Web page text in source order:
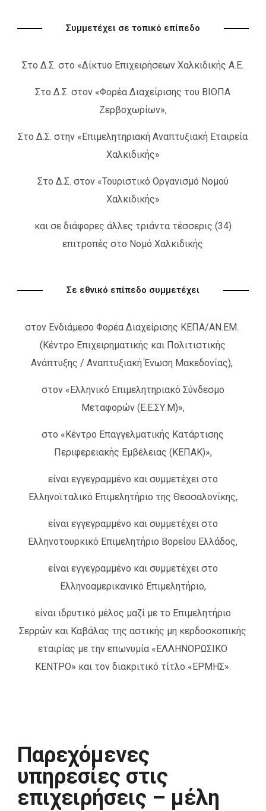
Συμμετέχει σε τοπικό επίπεδο
Στο Δ.Σ. στο «Δίκτυο Επιχειρήσεων Χαλκιδικής Α.Ε.
Στο Δ.Σ. στον «Φορέα Διαχείρισης του ΒΙΟΠΑ
Ζερβοχωρίων»,
Στο Δ.Σ. στην «Επιμελητηριακή Αναπτυξιακή Εταιρεία
Χαλκιδικής»
Στο Δ.Σ. στον «Τουριστικό Οργανισμό Νομού
Χαλκιδικής»
και σε διάφορες άλλες τριάντα τέσσερις (34)
επιτροπές στο Νομό Χαλκιδικής
Σε εθνικό επίπεδο συμμετέχει
στον Ενδιάμεσο Φορέα Διαχείρισης ΚΕΠΑ/ΑΝ.ΕΜ.
(Κέντρο Επιχειρηματικής και Πολιτιστικής
Ανάπτυξης / Αναπτυξιακή Ένωση Μακεδονίας),
στον «Ελληνικό Επιμελητηριακό Σύνδεσμο
Μεταφορών (Ε.Ε.ΣΥ.Μ)»,
στο «Κέντρο Επαγγελματικής Κατάρτισης
Περιφερειακής Εμβέλειας (ΚΕΠΑΚ)»,
είναι εγγεγραμμένο και συμμετέχει στο
Ελληνοϊταλικό Επιμελητήριο της Θεσσαλονίκης,
είναι εγγεγραμμένο και συμμετέχει στο
Ελληνοτουρκικό Επιμελητήριο Βορείου Ελλάδος,
είναι εγγεγραμμένο και συμμετέχει στο
Ελληνοαμερικανικό Επιμελητήριο,
είναι ιδρυτικό μέλος μαζί με το Επιμελητήριο
Σερρών και Καβάλας της αστικής μη κερδοσκοπικής
εταιρίας με την επωνυμία «ΕΛΛΗΝΟΡΩΣΙΚΟ
ΚΕΝΤΡΟ» και τον διακριτικό τίτλο «ΕΡΜΗΣ».
Παρεχόμενες
υπηρεσίες στις
επιχειρήσεις – μέλη